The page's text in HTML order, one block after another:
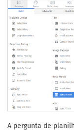
A pergunta de